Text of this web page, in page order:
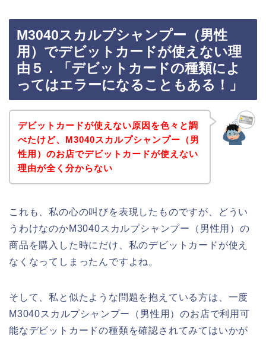
M3040スカルプシャンプー（男性
用）でデビットカードが使えない理
由５．「デビットカードの種類によ
ってはエラーになることもある！」
デビットカードが使えない原因を色々と調
べたけど、M3040スカルプシャンプー（男
性用）のお店でデビットカードが使えない
理由が全く分からない
これも、私の心の叫びを表現したものですが、どうい
うわけなのかM3040スカルプシャンプー（男性用）の
商品を購入した時にだけ、私のデビットカードが使え
なくなってしまったんですよね。
そして、私と似たような問題を抱えている方は、一度
M3040スカルプシャンプー（男性用）のお店で利用可
能なデビットカードの種類を確認されてみてはいかが